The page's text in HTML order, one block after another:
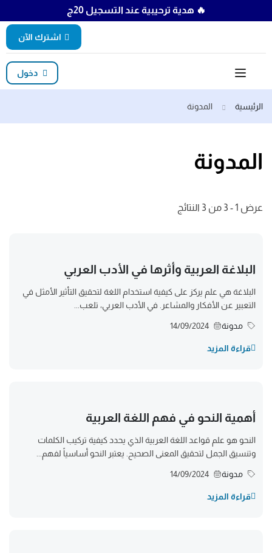
🔥 هدية ترحيبية عند التسجيل 20ج
اشترك الآن
دخول
الرئيسية المدونة
المدونة
عرض 1 - 3 من 3 النتائج
البلاغة العربية وأثرها في الأدب العربي
البلاغة هي علم يركز على كيفية استخدام اللغة لتحقيق التأثير الأمثل في
التعبير عن الأفكار والمشاعر. في الأدب العربي، تلعب...
مدونة 14/09/2024
قراءة المزيد
أهمية النحو في فهم اللغة العربية
النحو هو علم قواعد اللغة العربية الذي يحدد كيفية تركيب الكلمات
وتنسيق الجمل لتحقيق المعنى الصحيح. يعتبر النحو أساسياً لفهم...
مدونة 14/09/2024
قراءة المزيد